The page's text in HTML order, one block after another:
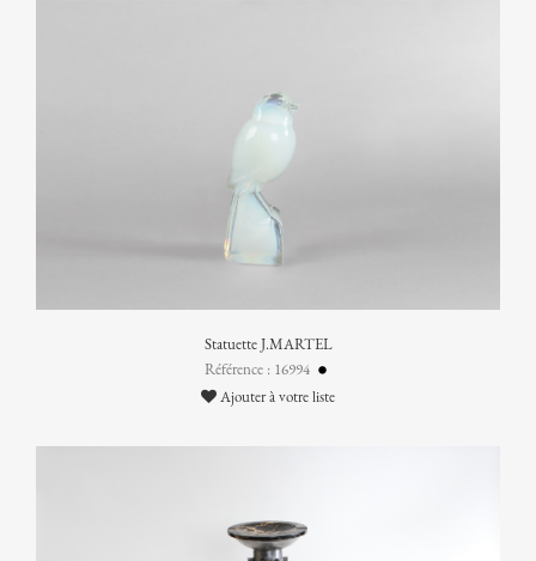
Statuette J.MARTEL
Référence : 16994
Ajouter à votre liste